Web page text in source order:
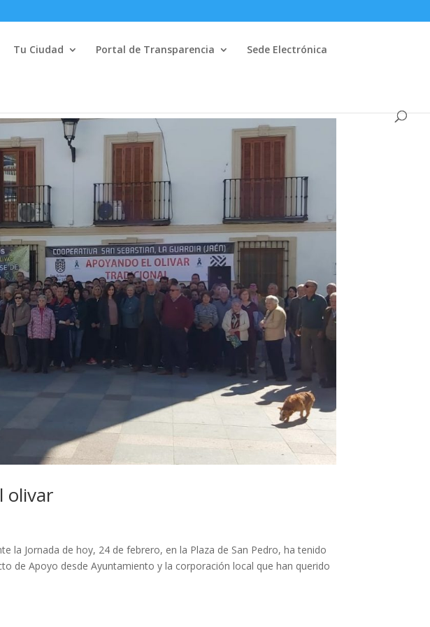
Tu Ciudad Portal de Transparencia Sede Electrónica
olivar
la Jornada de hoy, 24 de febrero, en la Plaza de San Pedro, ha tenido
de Apoyo desde Ayuntamiento y la corporación local que han querido